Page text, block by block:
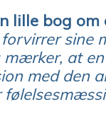
lille bog
sine
at
med den